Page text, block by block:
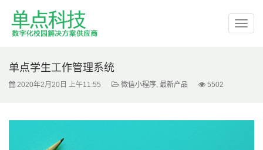
单点学生工作管理系统
2020年2月20日 上午11:55 微信小程序, 最新产品 5502